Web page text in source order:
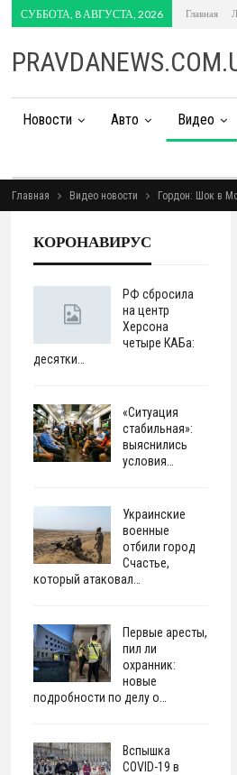
СУББОТА, 8 АВГУСТА, 2026 Главная
Новости Авто Видео
Главная Видео новости Гордон: Шок в
КОРОНАВИРУС
РФ сбросила
на центр
Херсона
четыре КАБа:
десятки…
«Ситуация
стабильная»:
выяснились
условия…
Украинские
военные
отбили город
Счастье,
который атаковал…
Первые аресты,
пил ли
охранник:
новые
подробности по делу о…
Вспышка
COVID-19 в